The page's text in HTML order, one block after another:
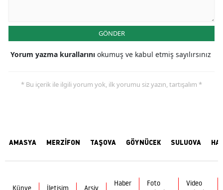
GÖNDER
Yorum yazma kurallarını okumuş ve kabul etmiş sayılırsınız
* Bu içerik ile ilgili yorum yok, ilk yorumu siz yazın, tartışalım *
AMASYA MERZİFON TAŞOVA GÖYNÜCEK SULUOVA
Künye İletişim Arşiv
Haber
Foto
Video